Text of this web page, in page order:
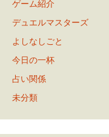
ゲーム紹介
デュエルマスターズ
よしなしごと
今日の一杯
占い関係
未分類